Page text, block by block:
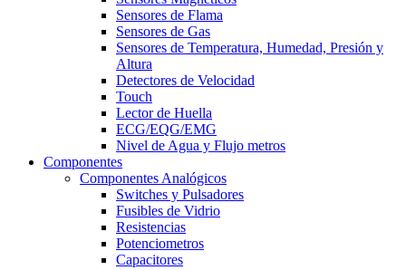
Sensores de Flama
Sensores de Gas
Sensores de Temperatura, Humedad, Presión y
Altura
Detectores de Velocidad
Touch
Lector de Huella
ECG/EQG/EMG
Nivel de Agua y Flujo metros
Componentes
Componentes Analógicos
Switches y Pulsadores
Fusibles de Vidrio
Resistencias
Potenciometros
Capacitores